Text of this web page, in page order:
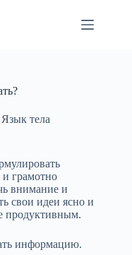
Язык тела
грамотно
внимание и
свои идеи ясно и
продуктивным.
информацию.